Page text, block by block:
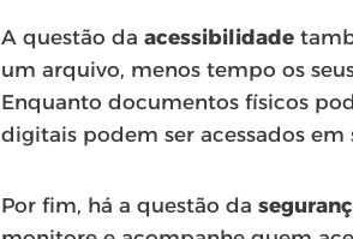
A questão da acessibilidade
um arquivo, menos tempo os
Enquanto documentos físicos
digitais podem ser acessados
Por fim, há a questão da